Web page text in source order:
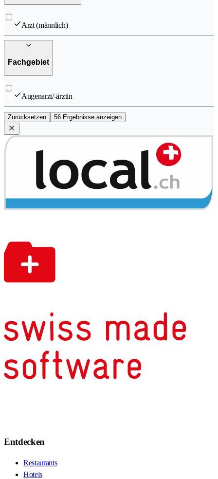
Arzt (männlich)
Fachgebiet
Augenarzt/-ärztin
Zurücksetzen 56 Ergebnisse anzeigen
Entdecken
Restaurants
Hotels